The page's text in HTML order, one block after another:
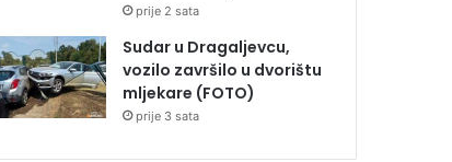
prije 2 sata
Sudar u Dragaljevcu,
vozilo završilo u dvorištu
mljekare (FOTO)
prije 3 sata